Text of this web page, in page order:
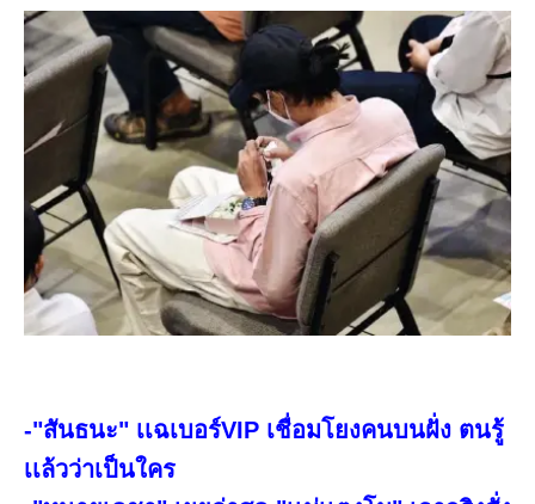
-"สันธนะ" เเฉเบอร์VIP เชื่อมโยงคนบนฝั่ง ตนรู้
เเล้วว่าเป็นใคร